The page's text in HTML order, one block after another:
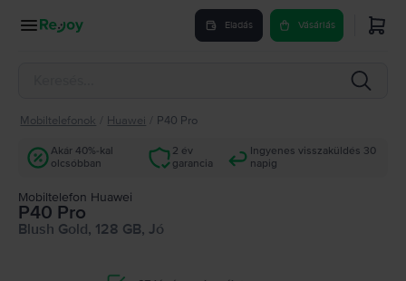
Eladás Vásárlás
Mobiltelefonok Huawei P40 Pro
Akár 40%-kal
olcsóbban
2 év
garancia
Ingyenes visszaküldés 30
napig
Mobiltelefon Huawei
P40 Pro
Blush Gold, 128 GB, Jó